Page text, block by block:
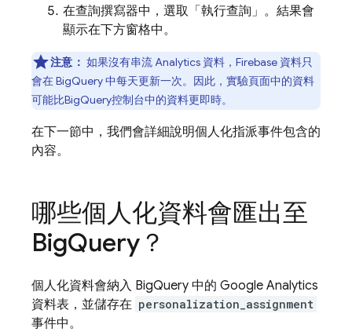
在查詢撰寫器中，選取「執行查詢」 。結果會
顯示在下方窗格中。
注意： 如果沒有串流Analytics資料， Firebase資料只
會在BigQuery中每天更新一次。因此，實驗頁面中的資料
可能比BigQuery控制台中的資料更即時。
在下一節中，我們會詳細說明個人化指派事件包含的
內容。
哪些個人化資料會匯出至
BigQuery ？
個人化資料會納入 BigQuery 中的 Google Analytics
資料表，並儲存在 personalization_assignment
事件中。